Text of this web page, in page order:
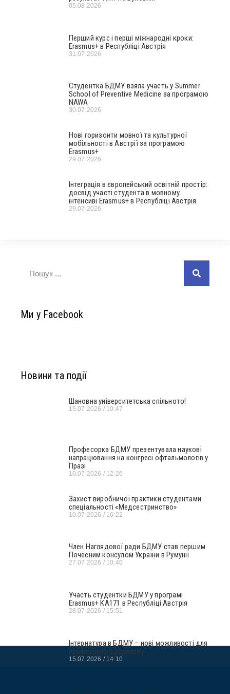
05.08.2026
Перший курс і перші міжнародні кроки:
Erasmus+ в Республіці Австрія
31.07.2026
Студентка БДМУ взяла участь у Summer
School of Preventive Medicine за програмою
NAWA
30.07.2026
Нові горизонти мовної та культурної
мобільності в Австрії за програмою
Erasmus+
29.07.2026
Інтеграція в європейський освітній простір:
досвід участі студента в мовному
інтенсиві Erasmus+ в Республіці Австрія
29.07.2026
Ми у Facebook
Новини та події
Шановна університетська спільното!
15.07.2026 10:47
Професорка БДМУ презентувала наукові
напрацювання на конгресі офтальмологів у
Празі
10.07.2026 12:26
Захист виробничої практики студентами
спеціальності «Медсестринство»
10.07.2026 16:22
Член Наглядової ради БДМУ став першим
Почесним консулом України в Румунії
27.07.2026 10:40
Участь студентки БДМУ у програмі
Erasmus+ KA171 в Республіці Австрія
28.07.2026 15:51
Інтернатура в БДМУ – нові можливості для
професійного розвитку
15.07.2026 14:10